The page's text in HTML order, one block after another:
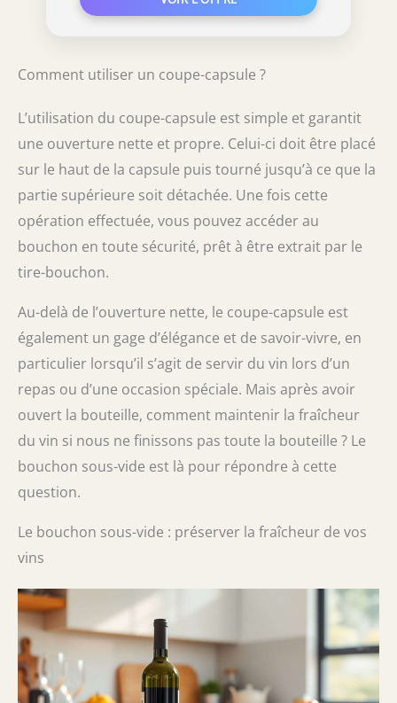
Comment utiliser un coupe-capsule ?
L’utilisation du coupe-capsule est simple et garantit
une ouverture nette et propre. Celui-ci doit être placé
sur le haut de la capsule puis tourné jusqu’à ce que la
partie supérieure soit détachée. Une fois cette
opération effectuée, vous pouvez accéder au
bouchon en toute sécurité, prêt à être extrait par le
tire-bouchon.
Au-delà de l’ouverture nette, le coupe-capsule est
également un gage d’élégance et de savoir-vivre, en
particulier lorsqu’il s’agit de servir du vin lors d’un
repas ou d’une occasion spéciale. Mais après avoir
ouvert la bouteille, comment maintenir la fraîcheur
du vin si nous ne finissons pas toute la bouteille ? Le
bouchon sous-vide est là pour répondre à cette
question.
Le bouchon sous-vide : préserver la fraîcheur de vos
vins